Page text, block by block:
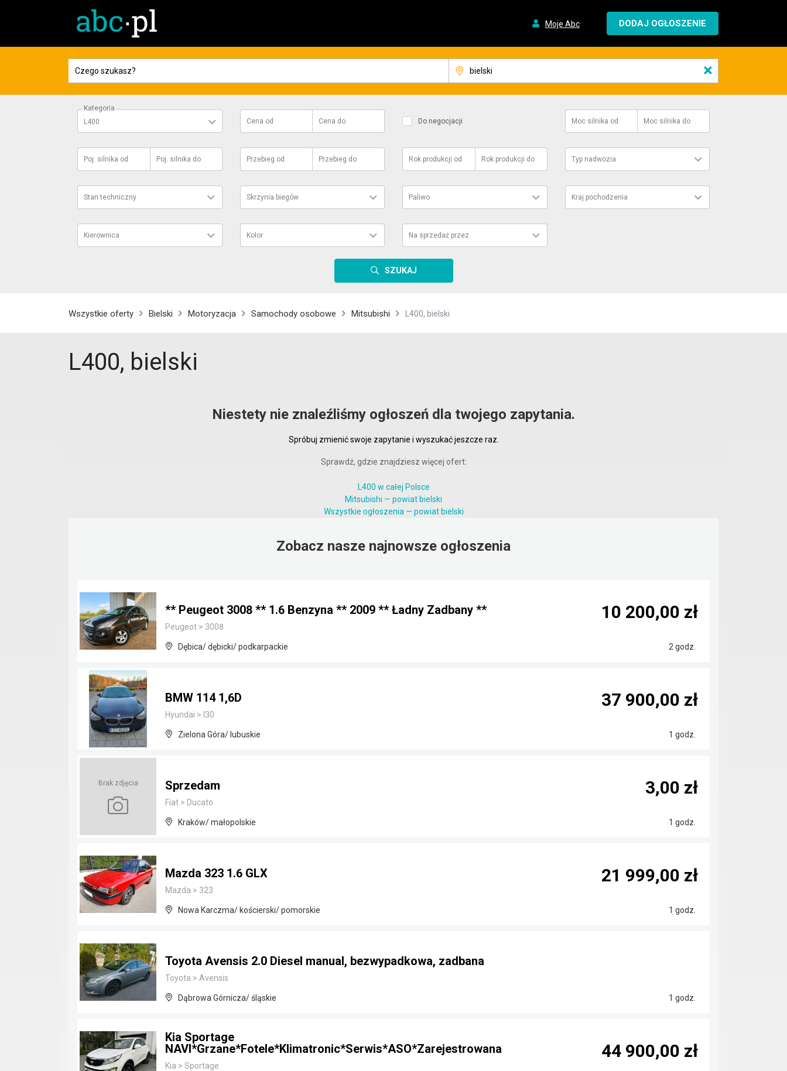
Moje Abc DODAJ OGŁOSZENIE
×
Kategoria
L400
Cena od Cena do Do negocjacji Moc silnika od Moc silnika do
Poj. silnika od Poj. silnika do Przebieg od Przebieg do Rok produkcji od Rok produkcji do Typ nadwozia
Stan techniczny Skrzynia biegów Paliwo Kraj pochodzenia
Kierownica Kolor Na sprzedaż przez
SZUKAJ
Wszystkie oferty Bielski Motoryzacja Samochody osobowe Mitsubishi L400, bielski
L400, bielski
Niestety nie znaleźliśmy ogłoszeń dla twojego zapytania.
Spróbuj zmienić swoje zapytanie i wyszukać jeszcze raz.
Sprawdź, gdzie znajdziesz więcej ofert:
L400 w całej Polsce
Mitsubishi — powiat bielski
Wszystkie ogłoszenia — powiat bielski
Zobacz nasze najnowsze ogłoszenia
** Peugeot 3008 ** 1.6 Benzyna ** 2009 ** Ładny Zadbany **
Peugeot > 3008
Dębica/ dębicki/ podkarpackie 2 godz.
10 200,00 zł
BMW 114 1,6D
Hyundai > I30
Zielona Góra/ lubuskie 1 godz.
37 900,00 zł
Brak zdjęcia Sprzedam
Fiat > Ducato
Kraków/ małopolskie 1 godz.
3,00 zł
Mazda 323 1.6 GLX
Mazda > 323
Nowa Karczma/ kościerski/ pomorskie 1 godz.
21 999,00 zł
Toyota Avensis 2.0 Diesel manual, bezwypadkowa, zadbana
Toyota > Avensis
Dąbrowa Górnicza/ śląskie 1 godz.
Kia Sportage
NAVI*Grzane*Fotele*Klimatronic*Serwis*ASO*Zarejestrowana
Kia > Sportage
44 900,00 zł